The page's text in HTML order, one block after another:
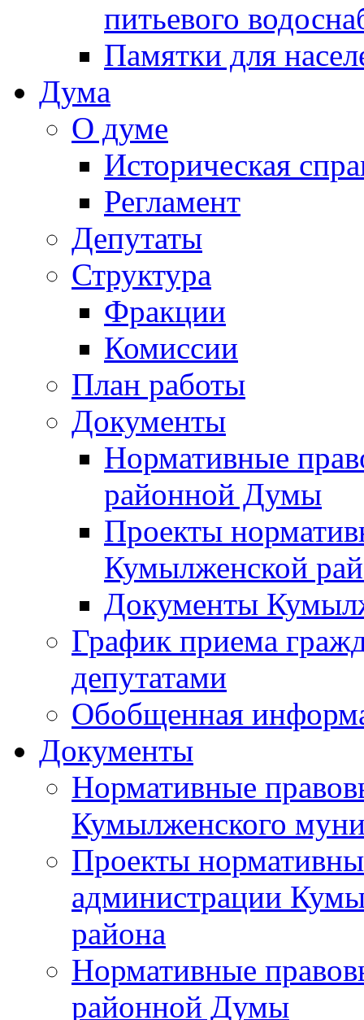
питьевого
Памятки для
Дума
О думе
Историческая
Регламент
Депутаты
Структура
Фракции
Комиссии
План работы
Документы
Нормативные
районной Думы
Проекты
Кумылженской
Документы
График приема
депутатами
Обобщенная
Документы
Нормативные
Кумылженского
Проекты
администрации
района
Нормативные
районной Думы